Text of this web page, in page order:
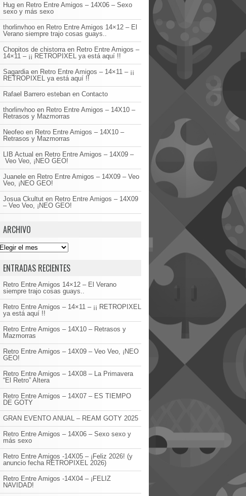
Hug en Retro Entre Amigos – 14X06 – Sexo
sexo y más sexo
thorlinvhoo en Retro Entre Amigos 14×12 – El
Verano siempre trajo cosas guays..
Chopitos de chistorra en Retro Entre Amigos –
14×11 – ¡¡ RETROPIXEL ya está aquí !!
Sagardia en Retro Entre Amigos – 14×11 – ¡¡
RETROPIXEL ya está aquí !!
Rafael Barrero esteban en Contacto
thorlinvhoo en Retro Entre Amigos – 14X10 –
Retrasos y Mazmorras
Neofeo en Retro Entre Amigos – 14X10 –
Retrasos y Mazmorras
LIB Actual en Retro Entre Amigos – 14X09 –
Veo Veo, ¡NEO GEO!
Juanele en Retro Entre Amigos – 14X09 – Veo
Veo, ¡NEO GEO!
Josua Ckultut en Retro Entre Amigos – 14X09
– Veo Veo, ¡NEO GEO!
ARCHIVO
ENTRADAS RECIENTES
Retro Entre Amigos 14×12 – El Verano
siempre trajo cosas guays..
Retro Entre Amigos – 14×11 – ¡¡ RETROPIXEL
ya está aquí !!
Retro Entre Amigos – 14X10 – Retrasos y
Mazmorras
Retro Entre Amigos – 14X09 – Veo Veo, ¡NEO
GEO!
Retro Entre Amigos – 14X08 – La Primavera
“El Retro” Altera
Retro Entre Amigos – 14X07 – ES TIEMPO
DE GOTY
GRAN EVENTO ANUAL – REAM GOTY 2025
Retro Entre Amigos – 14X06 – Sexo sexo y
más sexo
Retro Entre Amigos -14X05 – ¡Feliz 2026! (y
anuncio fecha RETROPIXEL 2026)
Retro Entre Amigos -14X04 – ¡FELIZ
NAVIDAD!